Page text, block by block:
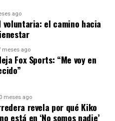
los países de
un enfoque proactivo.
de políticas públicas
la educación ambiental
de liderar en
su abundante sol, viento y
estas áreas no solo
sino que también
ago
voluntaria: el camino hacia
meses ago
Fox Sports: “Me voy en
meses ago
revela por qué Kiko
está en ‘No somos nadie’